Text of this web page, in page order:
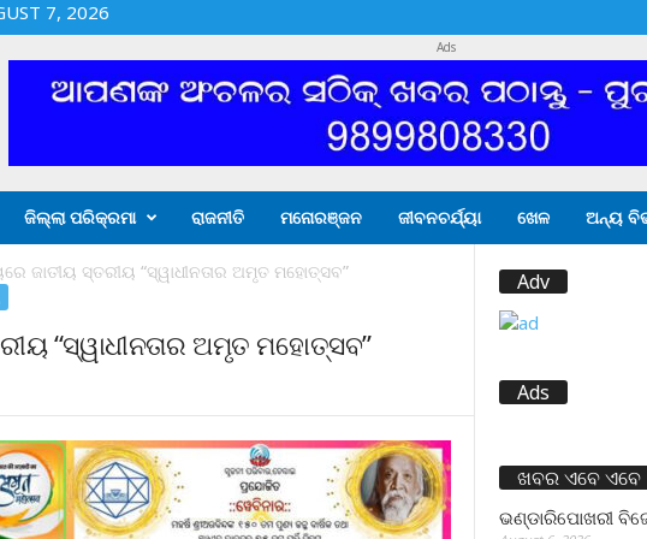
7, 2026
Ads
ଜିଲ୍ଲା ପରିକ୍ରମା ରାଜନୀତି ମନୋରଞ୍ଜନ ଜୀବନଚର୍ଯ୍ୟା ଖେଳ ଅନ୍ୟ
ଜାତୀୟ ସ୍ତରୀୟ “ସ୍ୱାଧୀନତାର ଅମୃତ ମହୋତ୍ସବ”
“ସ୍ୱାଧୀନତାର ଅମୃତ ମହୋତ୍ସବ”
Adv
Ads
ଖବର ଏବେ ଏବେ
ଭଣ୍ଡାରିପୋଖରୀ